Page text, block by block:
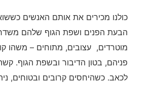
כולנו מכירים את אותם האנשים
הבעת הפנים ושפת הגוף שלהם
מוטרדים, עצובים, מתוחים – משהו
פניהם, בטון הדיבור ובשפת הגוף.
לכאב. כשהיחסים קרובים ובטוחים,